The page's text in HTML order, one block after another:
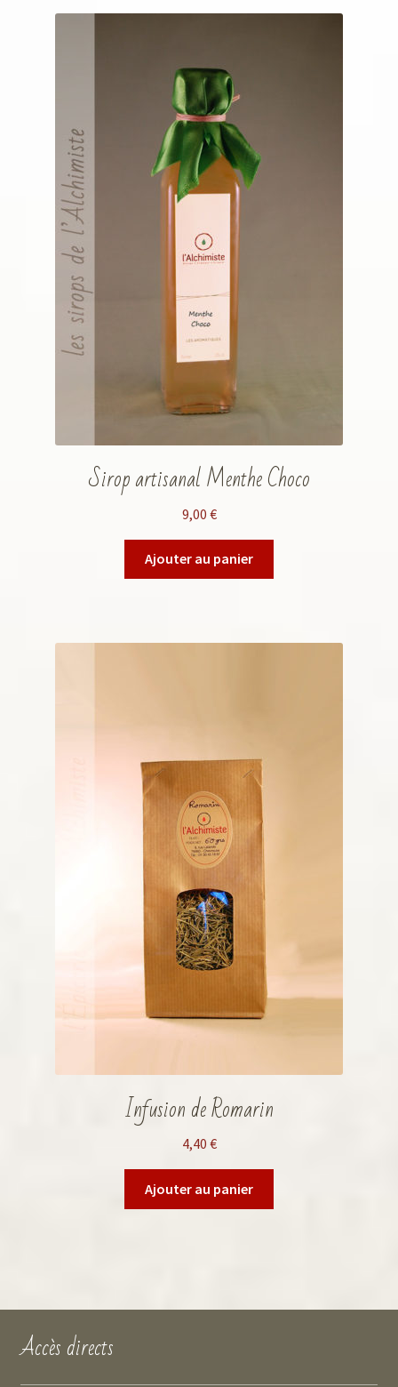
Sirop artisanal Menthe Choco
9,00 €
Ajouter au panier
Infusion de Romarin
4,40 €
Ajouter au panier
Accès directs